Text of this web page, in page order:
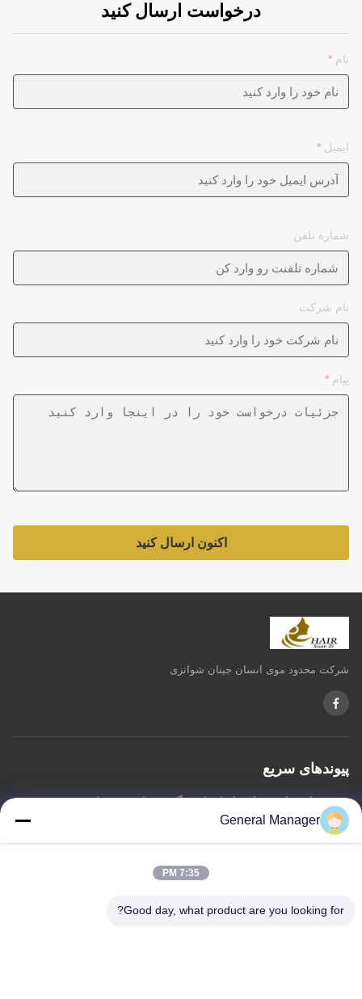
درخواست ارسال کنید
نام *
ایمیل *
شماره تلفن
نام شرکت
پیام *
اکنون ارسال کنید
شرکت محدود موی انسان جینان شوانزی
پیوندهای سریع
خونهدرباره مامحصولاتبا ما تماس بگیریدسیاست حفظ حریم خصوصی
نقشه سایت
نشانی: جاده Xingfu منطقه Licheng شهر جینان، استان شان دونگ
General Manager
7:35 PM
Good day, what product are you looking for?